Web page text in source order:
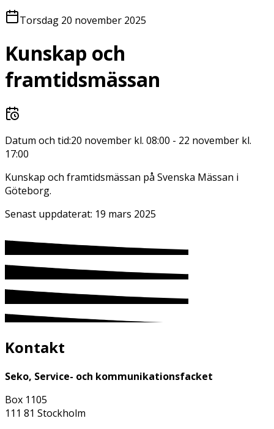
Torsdag 20 november 2025
Kunskap och
framtidsmässan
Datum och tid:20 november kl. 08:00 - 22 november kl.
17:00
Kunskap och framtidsmässan på Svenska Mässan i
Göteborg.
Senast uppdaterat: 19 mars 2025
Kontakt
Seko, Service- och kommunikationsfacket
Box 1105
111 81 Stockholm